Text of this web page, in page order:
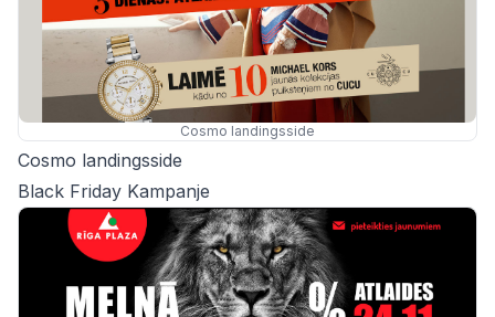
Cosmo landingsside
Cosmo landingsside
Black Friday Kampanje